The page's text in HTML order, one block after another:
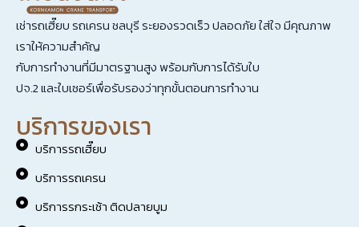
เช่ารถเฮี๊ยบ รถเครน ชลบุรี ระยองรวดเร็ว ปลอดภัย ใส่ใจ มีคุณภาพ
เราให้ความสำคัญ
กับการทำงานที่มีมาตรฐานสูง พร้อมกับการได้รับใบ
ปจ.2 และใบเซอร์เพื่อรับรองว่าทุกขั้นตอนการทำงาน
บริการของเรา
บริการรถเฮี๊ยบ
บริการรถเครน
บริการรกระเช้า ติดปลายบูม